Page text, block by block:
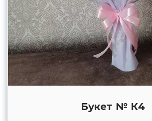
Букет № К4